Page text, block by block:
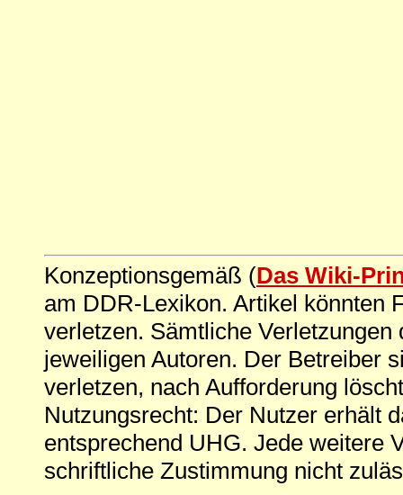
Konzeptionsgemäß (Das Wiki-
am DDR-Lexikon. Artikel könnten
verletzen. Sämtliche
jeweiligen Autoren. Der Betreiber
verletzen, nach Aufforderung
Nutzungsrecht: Der Nutzer erhält
entsprechend UHG. Jede weitere
schriftliche Zustimmung nicht